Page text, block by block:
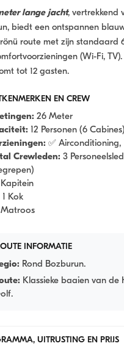
lange jacht, vertrekkend
biedt een ontspannen
route met zijn standaard
(Wi-Fi,
tot 12 gasten.
EN CREW
26 Meter
12 Personen (6 Cabines)
✅ Airconditioning,
Crewleden: 3
Kapitein
1 Kok
Matroos
INFORMATIE
Rond Bozburun.
Klassieke baaien van de
UITRUSTING EN PRIJS